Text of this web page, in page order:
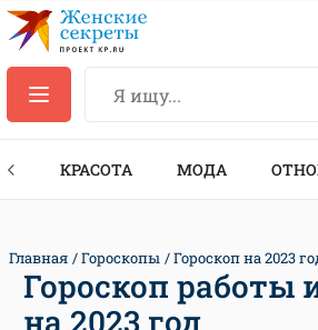
КРАСОТА МОДА
Главная Гороскопы Гороскоп на 2023
Гороскоп работы
на 2023 год